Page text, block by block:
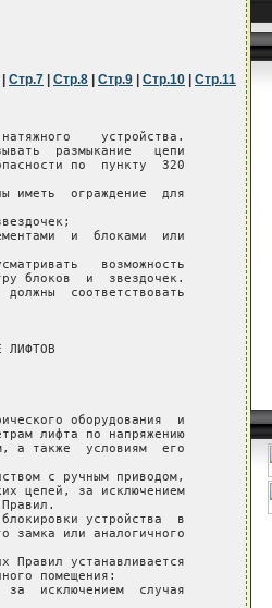
Стр.7 Стр.8 Стр.9 Стр.10
Стр.11